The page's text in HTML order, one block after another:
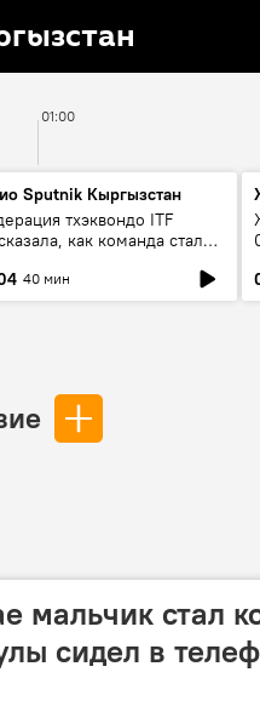
01:00
Sputnik Кыргызстан
тхэквондо ITF
как команда стала
40 мин
мальчик стал
сидел в